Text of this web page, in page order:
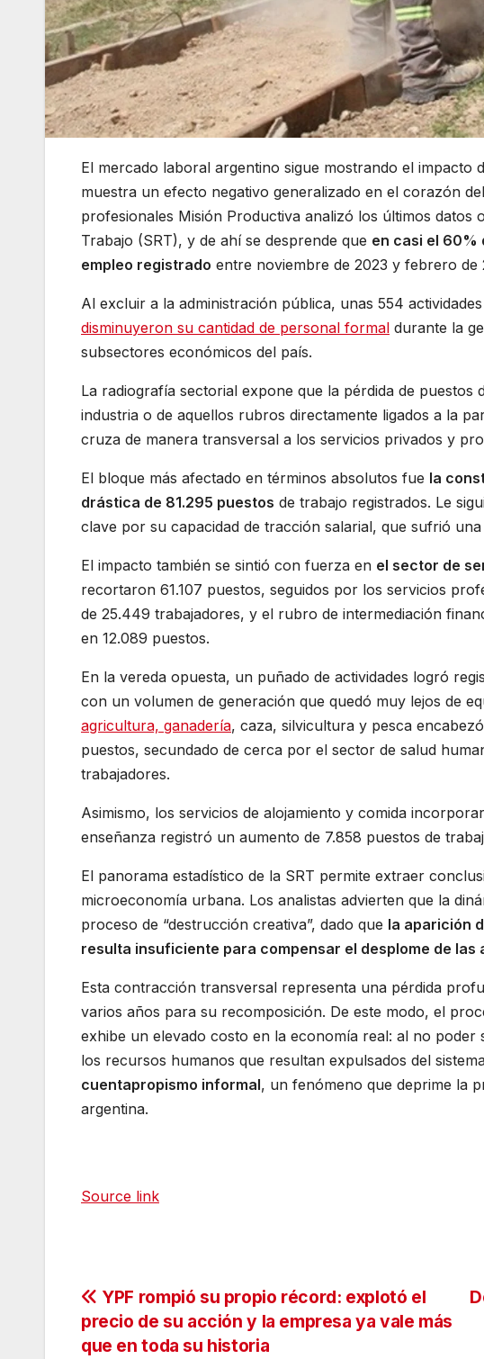
El mercado laboral argentino sigue mostrando el impacto
muestra un efecto negativo generalizado en el corazón
profesionales Misión Productiva analizó los últimos datos
Trabajo (SRT), y de ahí se desprende que en casi el 60%
empleo registrado entre noviembre de 2023 y febrero de
Al excluir a la administración pública, unas 554
disminuyeron su cantidad de personal formal durante la
subsectores económicos del país.
La radiografía sectorial expone que la pérdida de
industria o de aquellos rubros directamente ligados a la
cruza de manera transversal a los servicios privados y
El bloque más afectado en términos absolutos fue la
drástica de 81.295 puestos de trabajo registrados. Le
clave por su capacidad de tracción salarial, que sufrió
El impacto también se sintió con fuerza en el sector de
recortaron 61.107 puestos, seguidos por los servicios
de 25.449 trabajadores, y el rubro de intermediación
en 12.089 puestos.
En la vereda opuesta, un puñado de actividades logró
con un volumen de generación que quedó muy lejos de
agricultura, ganadería, caza, silvicultura y pesca
puestos, secundado de cerca por el sector de salud
trabajadores.
Asimismo, los servicios de alojamiento y comida
enseñanza registró un aumento de 7.858 puestos de
El panorama estadístico de la SRT permite extraer
microeconomía urbana. Los analistas advierten que la
proceso de “destrucción creativa”, dado que la aparición
resulta insuficiente para compensar el desplome de las
Esta contracción transversal representa una pérdida
varios años para su recomposición. De este modo, el
exhibe un elevado costo en la economía real: al no
los recursos humanos que resultan expulsados del
cuentapropismo informal, un fenómeno que deprime la
argentina.
Source link
Navegación
de
YPF rompió su propio récord: explotó el
precio de su acción y la empresa ya vale más
que en toda su historia